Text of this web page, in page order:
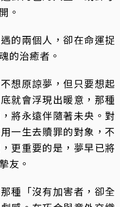
。
的兩個人，卻在命運捉
的治癒者。
想原諒夢，但只要想起
就會浮現出暖意，那種
將永遠伴隨著未央。對
一生去贖罪的對象，不
更重要的是，夢早已將
友。
種「沒有加害者，卻全